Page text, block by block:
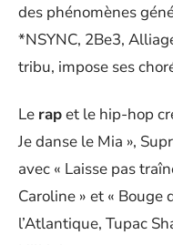
des phénomènes
*NSYNC, 2Be3,
tribu, impose ses
Le rapet le hip-hop
Je danse le Mia »,
avec « Laisse pas
Caroline » et « Bouge
l’Atlantique, Tupac